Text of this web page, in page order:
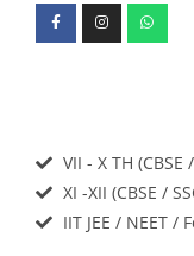
VII - X TH (CBSE
XI -XII (CBSE /
IIT JEE / NEET /